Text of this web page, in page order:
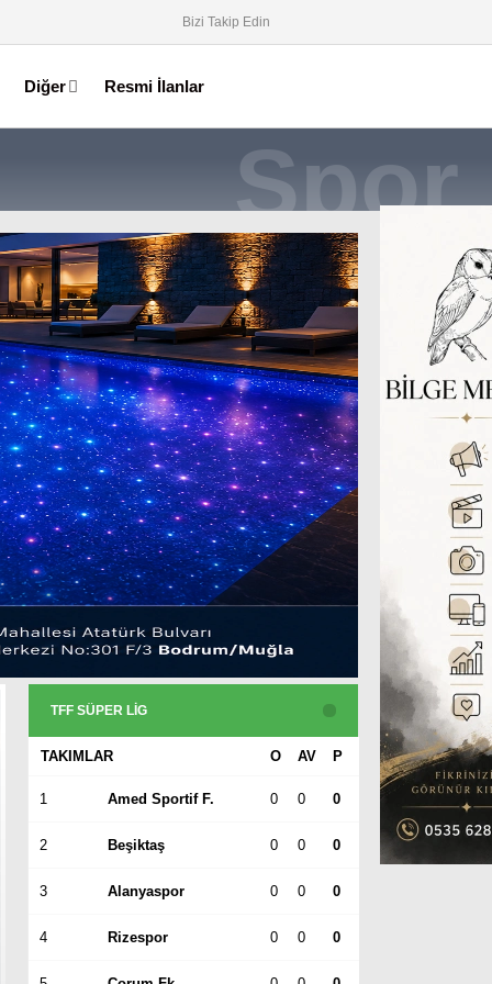
Gündem
Dünya
Teknoloji
Bizi Takip Edin
Diğer Resmi İlanlar
TFF SÜPER LIG
TAKIMLAR O AV P
1 Amed Sportif F. 0 0 0
2 Beşiktaş 0 0 0
3 Alanyaspor 0 0 0
4 Rizespor 0 0 0